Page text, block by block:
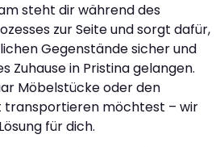
steht dir während des
zur Seite und sorgt dafür,
Gegenstände sicher und
Zuhause in Pristina gelangen.
Möbelstücke oder den
transportieren möchtest – wir
für dich.